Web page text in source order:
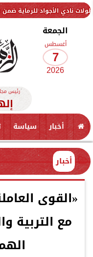
للرماية ضمن مهرجان مطروح
الجمعة
أغسطس
7
2026
رئيس
أخبار سياسة
أخبار
«القوى
مع التربية